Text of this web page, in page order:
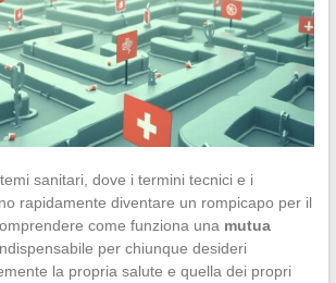
sanitari, dove i termini tecnici e i
rapidamente diventare un rompicapo per il
come funziona una mutua
per chiunque desideri
la propria salute e quella dei propri